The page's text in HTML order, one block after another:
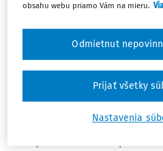
Počas jej predsedníctva sa
verejnej diskusie o reforme
vtedajší minister
sťažovateľku z funkcie
Krakove. V tlačovej správe
V januári 2018 sťažovateľka
obsahu webu priamo Vám na mieru.
Nastavenia
Odmietnut
Prijať všetky